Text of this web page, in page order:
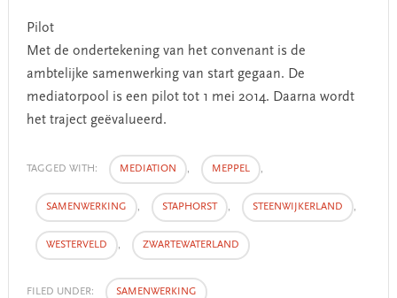
Pilot
Met de ondertekening van het convenant is de
ambtelijke samenwerking van start gegaan. De
mediatorpool is een pilot tot 1 mei 2014. Daarna wordt
het traject geëvalueerd.
TAGGED WITH: MEDIATION , MEPPEL ,
SAMENWERKING , STAPHORST , STEENWIJKERLAND ,
WESTERVELD , ZWARTEWATERLAND
FILED UNDER: SAMENWERKING